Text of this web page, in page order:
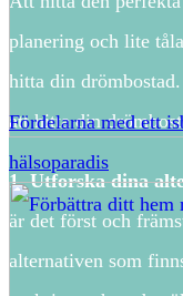
Fördelarna med ett
hälsoparadis
planering och lite
hitta din
att hitta din
1. Utforska dina
är det först och
alternativen som